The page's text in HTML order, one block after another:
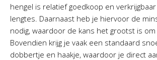
hengel is relatief goedkoop en
lengtes. Daarnaast heb je hiervoor de
nodig, waardoor de kans het grootst is om
Bovendien krijg je vaak een standaard
dobbertje en haakje, waardoor je direct